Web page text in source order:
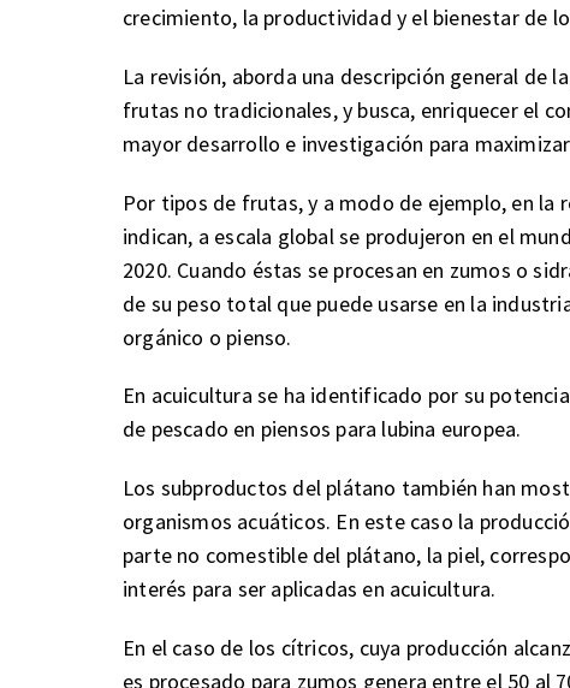
crecimiento, la productividad y el bienestar de
La revisión, aborda una descripción general de
frutas no tradicionales, y busca, enriquecer el
mayor desarrollo e investigación para
Por tipos de frutas, y a modo de ejemplo, en la
indican, a escala global se produjeron en el
2020. Cuando éstas se procesan en zumos o
de su peso total que puede usarse en la
orgánico o pienso.
En acuicultura se ha identificado por su
de pescado en piensos para lubina europea.
Los subproductos del plátano también han
organismos acuáticos. En este caso la
parte no comestible del plátano, la piel,
interés para ser aplicadas en acuicultura.
En el caso de los cítricos, cuya producción
es procesado para zumos genera entre el 50 al